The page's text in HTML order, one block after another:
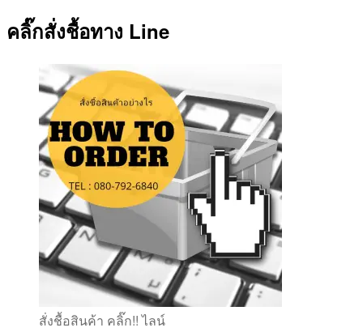
คลิ๊กสั่งชื้อทาง Line
สั่งชื้อสินค้า คลิ๊ก!! ไลน์